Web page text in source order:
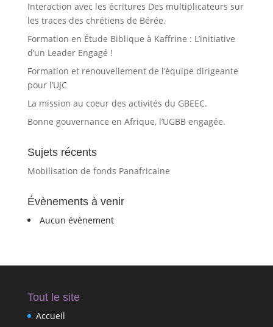
Interaction avec les écritures Des multiplicateurs sur
les traces des chrétiens de Bérée.
Formation en Étude Biblique à Kaffrine : L’initiative
d’un Leader Engagé !
Formation et renouvellement de l’équipe dirigeante
pour l’UJC
La mission au coeur des activités du GBEEC.
Bonne gouvernance en Afrique, l’UGBB engagée.
Sujets récents
Mobilisation de fonds Panafricaine
Évènements à venir
Aucun évènement
Tout le site
Accueil